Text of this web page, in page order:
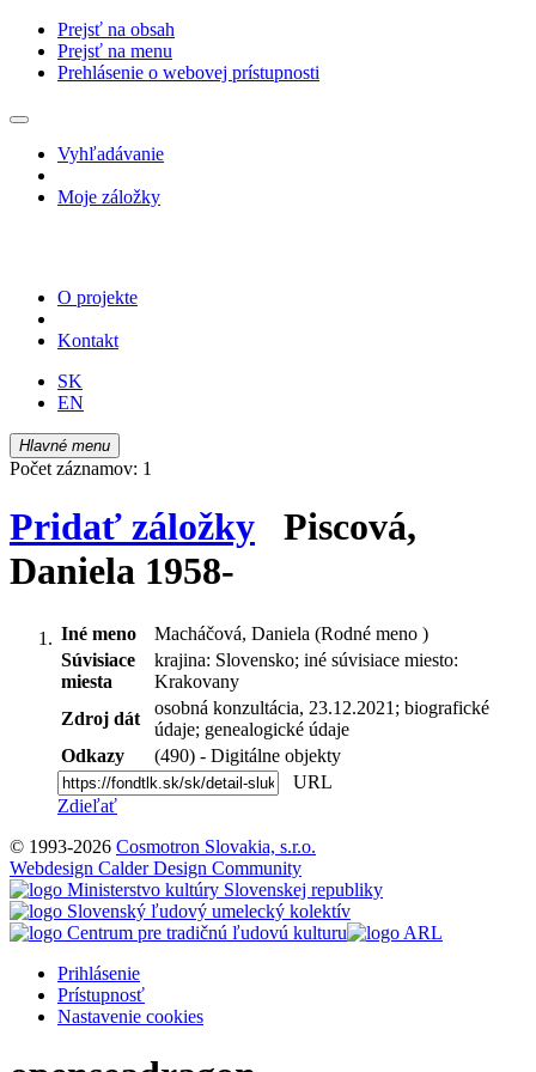
Prejsť na obsah
Prejsť na menu
Prehlásenie o webovej prístupnosti
Vyhľadávanie
Moje záložky
O projekte
Kontakt
SK
EN
Hlavné menu
Počet záznamov: 1
Pridať záložky Piscová,
Daniela 1958-
Iné meno
Macháčová, Daniela (Rodné meno )
Súvisiace
miesta
krajina: Slovensko; iné súvisiace miesto:
Krakovany
Zdroj dát
osobná konzultácia, 23.12.2021; biografické
údaje; genealogické údaje
Odkazy
(490) - Digitálne objekty
URL
Zdieľať
© 1993-2026 Cosmotron Slovakia, s.r.o.
Webdesign Calder Design Community
Prihlásenie
Prístupnosť
Nastavenie cookies